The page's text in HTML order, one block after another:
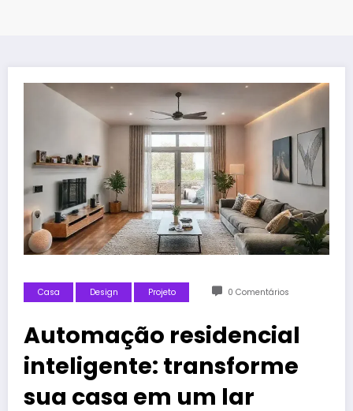
Casa Design Projeto 0 Comentários
Automação residencial
inteligente: transforme
sua casa em um lar